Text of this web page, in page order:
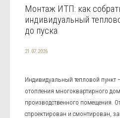
Монтаж ИТП: как
индивидуальный
до пуска
21.07.2026
Индивидуальный тепловой пункт
отопления многоквартирного
производственного помещения.
спроектирован и смонтирован,